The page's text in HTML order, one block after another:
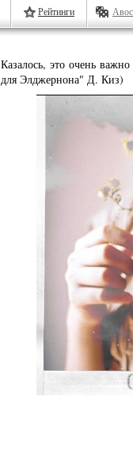
Рейтинги
Казалось, это очень
для Элджернона" Д. Киз)